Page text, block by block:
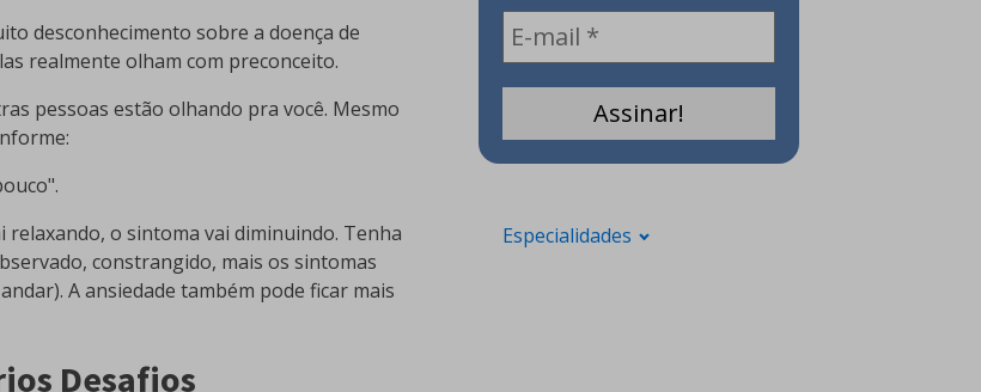
desconhecimento sobre a doença de
realmente olham com preconceito.
pessoas estão olhando pra você. Mesmo
o sintoma vai diminuindo. Tenha
constrangido, mais os sintomas
A ansiedade também pode ficar mais
Desafios
Especialidades